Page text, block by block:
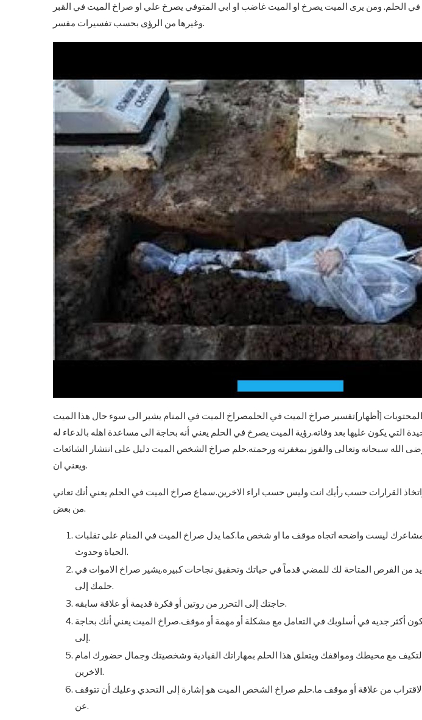
الحلم. ومن يرى الميت يصرخ او الميت غاضب او ابي المتوفي يصرخ علي او صراخ الميت في القبر
وغيرها من الرؤى بحسب تفسيرات مفسر.
[أظهار]تفسير صراخ الميت في الحلمصراخ الميت في المنام يشير الى سوء حال هذا الميت
التي يكون عليها بعد وفاته.رؤية الميت يصرخ في الحلم يعني أنه بحاجة الى مساعدة اهله بالدعاء له
الله سبحانه وتعالى والفوز بمغفرته ورحمته.حلم صراخ الشخص الميت دليل على انتشار الشائعات
ويعني ان.
القرارات حسب رأيك انت وليس حسب اراء الاخرين.سماع صراخ الميت في الحلم يعني أنك تعاني
من بعض.
مشاعرك ليست واضحه اتجاه موقف ما او شخص ما.كما يدل صراخ الميت في المنام على تقلبات
الحياة وحدوث.
من الفرص المتاحة لك للمضي قدماً في حياتك وتحقيق نجاحات كبيره.يشير صراخ الاموات في
حلمك إلى.
حاجتك إلى التحرر من روتين أو فكرة قديمة أو علاقة سابقه.
أكثر جديه في أسلوبك في التعامل مع مشكلة أو مهمة أو موقف.صراخ الميت يعني أنك بحاجة
إلى.
مع محيطك ومواقفك ويتعلق هذا الحلم بمهاراتك القيادية وشخصيتك وجمال حضورك امام
الاخرين.
من علاقة أو موقف ما.حلم صراخ الشخص الميت هو إشارة إلى التحدي وعليك أن تتوقف
عن.